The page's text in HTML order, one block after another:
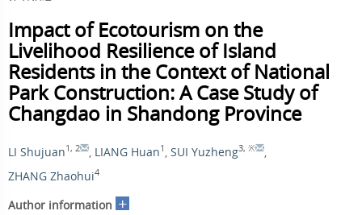
Impact of Ecotourism on the
Livelihood Resilience of Island
Residents in the Context of National
Park Construction: A Case Study of
Changdao in Shandong Province
LI Shujuan1, 2 LIANG Huan1 SUI Yuzheng3, ※
ZHANG Zhaohui4
Author information +